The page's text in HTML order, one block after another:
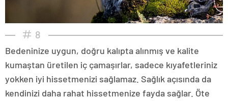
8
Bedeninize uygun, doğru kalıpta alınmış ve kalite
kumaştan üretilen iç çamaşırlar, sadece kıyafetleriniz
yokken iyi hissetmenizi sağlamaz. Sağlık açısında da
kendinizi daha rahat hissetmenize fayda sağlar. Öte